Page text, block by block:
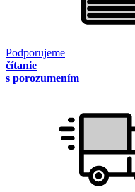
Podporujeme
čítanie
s porozumením